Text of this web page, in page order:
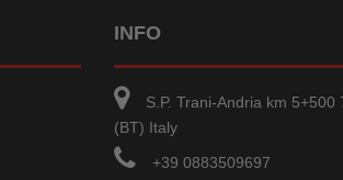
INFO
S.P. Trani-Andria km 5+500
(BT) Italy
+39 0883509697